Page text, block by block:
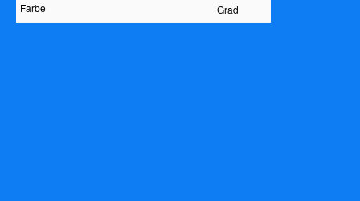
Farbe
Grad